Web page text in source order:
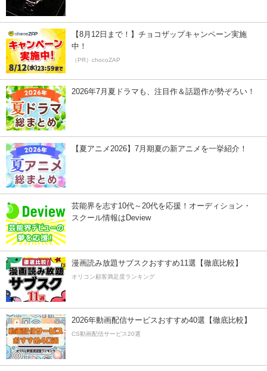
【8月12日まで！】チョコザップキャンペーン実施
中！
（PR）chocoZAP
2026年7月夏ドラマも、注目作＆話題作が勢ぞろい！
【夏アニメ2026】7月期夏の新アニメを一挙紹介！
芸能界を志す10代～20代を応援！オーディション・
スクール情報はDeview
漫画読み放題サブスクおすすめ11選【徹底比較】
オリコン顧客満足度ランキング
2026年動画配信サービスおすすめ40選【徹底比較】
CS動画配信サービス20選